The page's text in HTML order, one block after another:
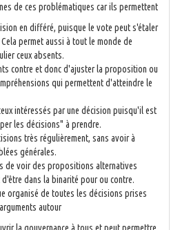
de ces problématiques car ils permettent
en différé, puisque le vote peut s'étaler
permet aussi à tout le monde de
ceux absents.
contre et donc d'ajuster la proposition ou
qui permettent d'atteindre le
intéressés par une décision puisqu'il est
les décisions" à prendre.
très régulièrement, sans avoir à
générales.
de voir des propositions alternatives
dans la binarité pour ou contre.
organisé de toutes les décisions prises
autour